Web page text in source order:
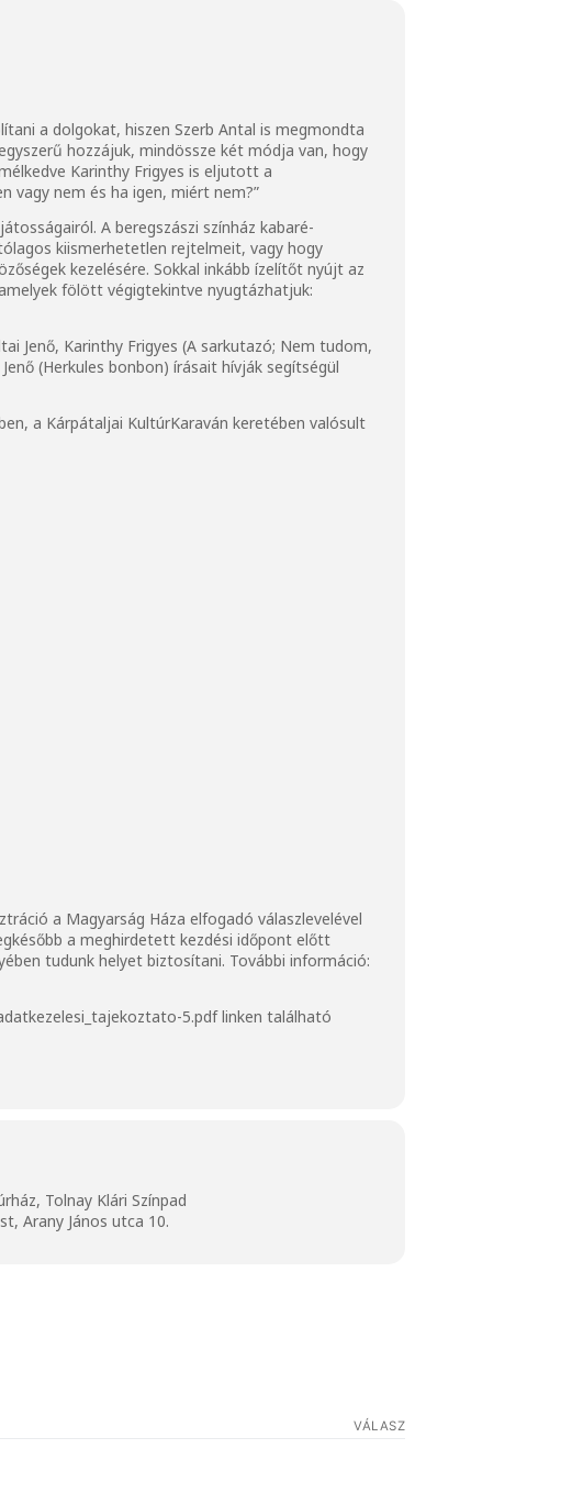
a dolgokat, hiszen Szerb Antal is megmondta
hozzájuk, mindössze két módja van, hogy
Karinthy Frigyes is eljutott a
vagy nem és ha igen, miért nem?”
A beregszászi színház kabaré-
kiismerhetetlen rejtelmeit, vagy hogy
kezelésére. Sokkal inkább ízelítőt nyújt az
fölött végigtekintve nyugtázhatjuk:
Jenő, Karinthy Frigyes (A sarkutazó; Nem tudom,
(Herkules bonbon) írásait hívják segítségül
a Kárpátaljai KultúrKaraván keretében valósult
a Magyarság Háza elfogadó válaszlevelével
a meghirdetett kezdési időpont előtt
tudunk helyet biztosítani. További információ:
5.pdflinken található
Tolnay Klári Színpad
Arany János utca 10.
VÁLASZ